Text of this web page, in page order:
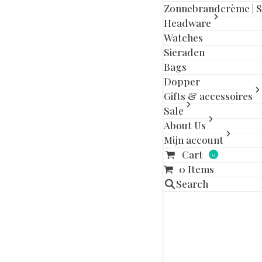
Zonnebrandcrème |
Headware
Watches
Sieraden
Bags
Dopper
Gifts & accessoires
Sale
About Us
Mijn account
Cart
0
0 Items
Search
slide
slide
Aanvullende
Maat